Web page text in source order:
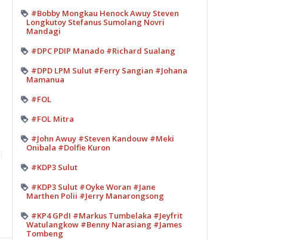
#Bobby Mongkau Henock Awuy Steven
Longkutoy Stefanus Sumolang Novri
Mandagi
#DPC PDIP Manado #Richard Sualang
#DPD LPM Sulut #Ferry Sangian #Johana
Mamanua
#FOL
#FOL Mitra
#John Awuy #Steven Kandouw #Meki
Onibala #Dolfie Kuron
#KDP3 Sulut
#KDP3 Sulut #Oyke Woran #Jane
Marthen Polii #Jerry Manarongsong
#KP4 GPdI #Markus Tumbelaka #Jeyfrit
Watulangkow #Benny Narasiang #James
Tombeng